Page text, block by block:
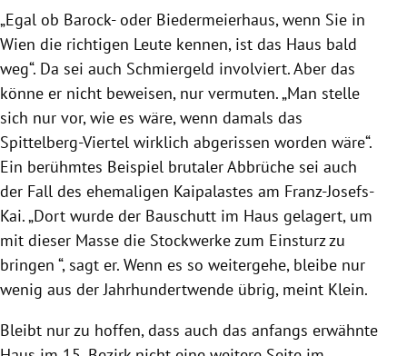
„Egal ob Barock- oder Biedermeierhaus, wenn Sie in
Wien die richtigen Leute kennen, ist das Haus bald
weg“. Da sei auch Schmiergeld involviert. Aber das
könne er nicht beweisen, nur vermuten. „Man stelle
sich nur vor, wie es wäre, wenn damals das
Spittelberg-Viertel wirklich abgerissen worden wäre“.
Ein berühmtes Beispiel brutaler Abbrüche sei auch
der Fall des ehemaligen Kaipalastes am Franz-Josefs-
Kai. „Dort wurde der Bauschutt im Haus gelagert, um
mit dieser Masse die Stockwerke zum Einsturz zu
bringen “, sagt er. Wenn es so weitergehe, bleibe nur
wenig aus der Jahrhundertwende übrig, meint Klein.
Bleibt nur zu hoffen, dass auch das anfangs erwähnte